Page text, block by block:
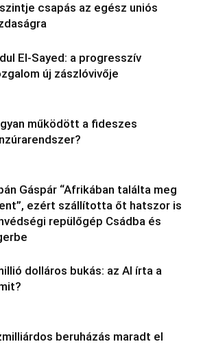
csapás az egész uniós
El‑Sayed: a progresszív
új zászlóvivője
működött a fideszes
Gáspár “Afrikában találta meg
ezért szállította őt hatszor is
repülőgép Csádba és
dolláros bukás: az AI írta a
beruházás maradt el